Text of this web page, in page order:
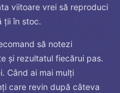
viitoare vrei să reproduci
ții în stoc.
să notezi
și rezultatul fiecărui pas.
Când ai mai mulți
care revin după câteva